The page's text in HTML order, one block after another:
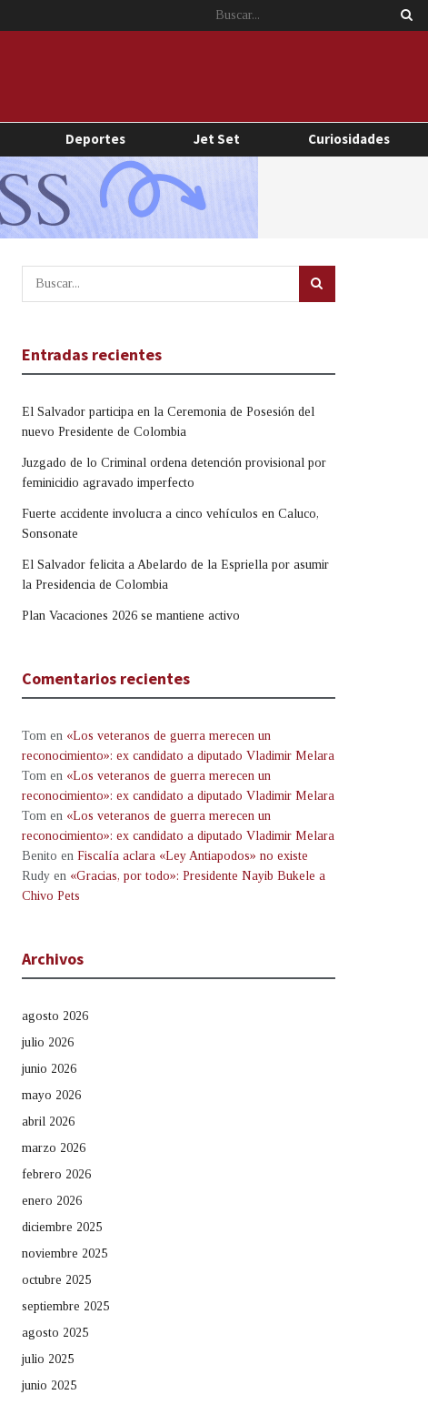
Deportes Jet Set Curiosidades
Entradas recientes
El Salvador participa en la Ceremonia de Posesión del
nuevo Presidente de Colombia
Juzgado de lo Criminal ordena detención provisional por
feminicidio agravado imperfecto
Fuerte accidente involucra a cinco vehículos en Caluco,
Sonsonate
El Salvador felicita a Abelardo de la Espriella por asumir
la Presidencia de Colombia
Plan Vacaciones 2026 se mantiene activo
Comentarios recientes
Tom en «Los veteranos de guerra merecen un
reconocimiento»: ex candidato a diputado Vladimir Melara
Tom en «Los veteranos de guerra merecen un
reconocimiento»: ex candidato a diputado Vladimir Melara
Tom en «Los veteranos de guerra merecen un
reconocimiento»: ex candidato a diputado Vladimir Melara
Benito en Fiscalía aclara «Ley Antiapodos» no existe
Rudy en «Gracias, por todo»: Presidente Nayib Bukele a
Chivo Pets
Archivos
agosto 2026
julio 2026
junio 2026
mayo 2026
abril 2026
marzo 2026
febrero 2026
enero 2026
diciembre 2025
noviembre 2025
octubre 2025
septiembre 2025
agosto 2025
julio 2025
junio 2025